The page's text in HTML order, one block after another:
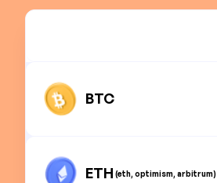
BTC
ETH (eth, optimism, arbitrum)